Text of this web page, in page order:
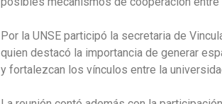
Por la UNSE participó la secretaria de
quien destacó la importancia de generar
y fortalezcan los vínculos entre la